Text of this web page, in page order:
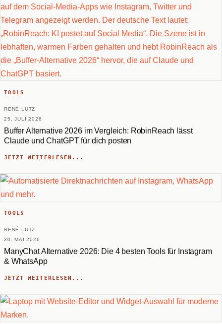
TOOLS
RENÉ LUTZ
25. JULI 2026
Buffer Alternative 2026 im Vergleich: RobinReach lässt
Claude und ChatGPT für dich posten
JETZT WEITERLESEN...
TOOLS
RENÉ LUTZ
30. MAI 2026
ManyChat Alternative 2026: Die 4 besten Tools für Instagram
& WhatsApp
JETZT WEITERLESEN...